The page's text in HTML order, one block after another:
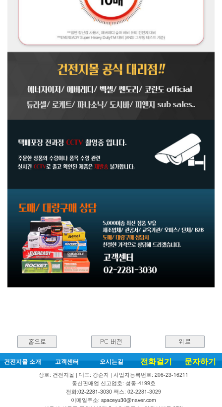
건전지몰 소개 고객센터 오시는길 전화걸기 문자하기
상호: 건전지몰 | 대표: 강순자 | 사업자등록번호: 206-23-16211
통신판매업 신고업호: 성동-4199호
전화:02-2281-3030 팩스: 02-2281-3029
이메일주소: spaceyu30@naver.com